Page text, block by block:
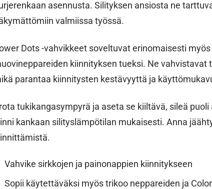
asennusta. Silityksen ansiosta ne
valmiissa työssä.
Dots -vahvikkeet soveltuvat erinomaisesti
kiinnityksen tueksi. Ne vahvistavat
parantaa kiinnitysten kestävyyttä ja
tukikangasympyrä ja aseta se kiiltävä, sileä
kankaan silityslämpötilan mukaisesti. Anna
Vahvike sirkkojen ja painonappien kiinnitykseen
Sopii käytettäväksi myös trikoo neppareiden ja